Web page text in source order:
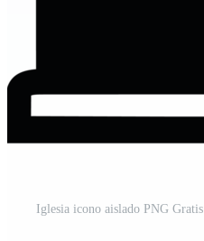
Iglesia icono aislado PNG Gratis